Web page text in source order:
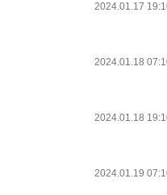
2024.01.17
2024.01.18
2024.01.18
2024.01.19